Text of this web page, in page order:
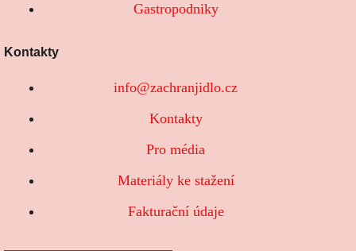
Gastropodniky
Kontakty
info@zachranjidlo.cz
Kontakty
Pro média
Materiály ke stažení
Fakturační údaje